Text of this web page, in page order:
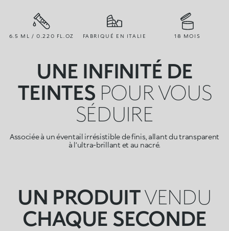
6.5 ML / 0.220 FL.OZ FABRIQUÉ EN ITALIE 18 MOIS
UNE INFINITÉ DE
TEINTES POUR VOUS
SÉDUIRE
Associée à un éventail irrésistible de finis, allant du transparent
à l’ultra-brillant et au nacré.
UN PRODUITVENDU
CHAQUE SECONDE